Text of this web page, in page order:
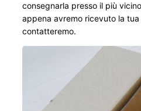
consegnarla presso il più
appena avremo ricevuto la
contatteremo.